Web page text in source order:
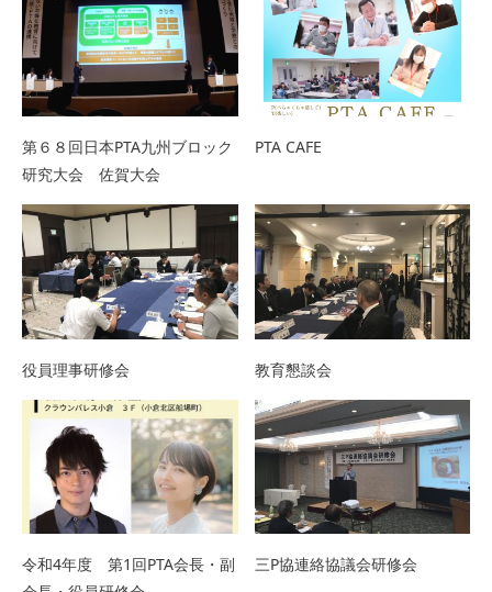
第６８回日本PTA九州ブロック
研究大会 佐賀大会
PTA CAFE
役員理事研修会 教育懇談会
令和4年度 第1回PTA会長・副
三P協連絡協議会研修会